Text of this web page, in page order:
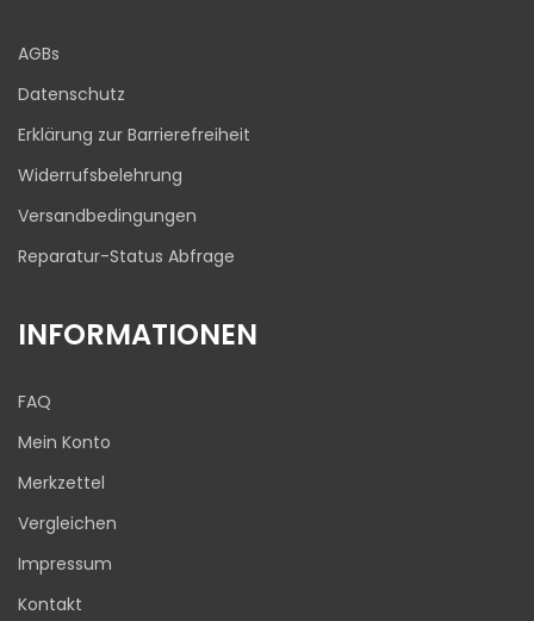
AGBs
Datenschutz
Erklärung zur Barrierefreiheit
Widerrufsbelehrung
Versandbedingungen
Reparatur-Status Abfrage
INFORMATIONEN
FAQ
Mein Konto
Merkzettel
Vergleichen
Impressum
Kontakt